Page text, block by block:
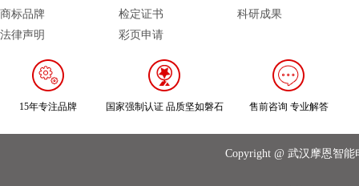
商标品牌
法律声明
检定证书
彩页申请
科研成果
15年专注品牌 国家强制认证 品质坚如磐石 售前咨询 专业解答
Copyright @ 武汉摩恩智